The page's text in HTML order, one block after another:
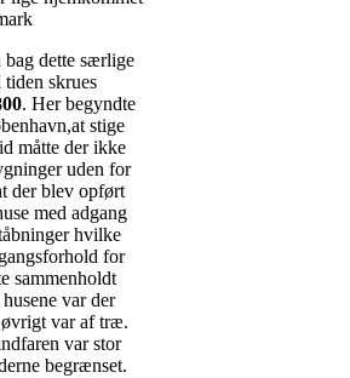
dette særlige
skrues
. Her begyndte
stige
måtte der ikke
uden for
der blev opført
med adgang
hvilke
for
sammenholdt
var der
var af træ.
var stor
begrænset.